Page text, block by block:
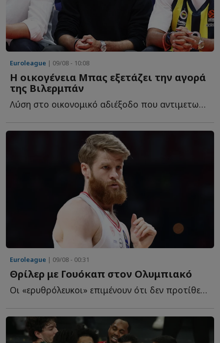
Euroleague | 09/08 - 10:08
Η οικογένεια Μπας εξετάζει την αγορά
της Βιλερμπάν
Λύση στο οικονομικό αδιέξοδο που αντιμετωπίζει η Βιλερμπάν φ...
Euroleague | 09/08 - 00:31
Θρίλερ με Γουόκαπ στον Ολυμπιακό
Οι «ερυθρόλευκοι» επιμένουν ότι δεν προτίθενται να α...